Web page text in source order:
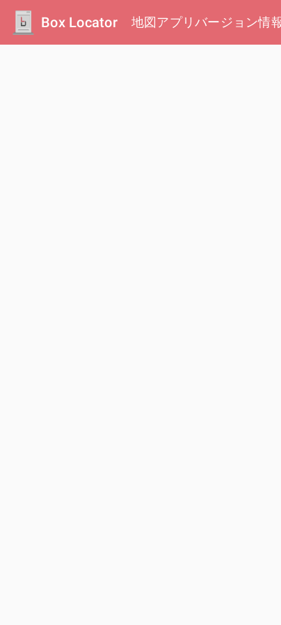
Box Locator 地図アプリバージョン情